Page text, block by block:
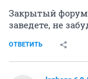
Закрытый форум
заведете, не
ОТВЕТИТЬ